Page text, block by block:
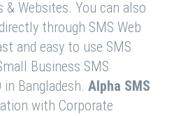
Websites. You can also
through SMS Web
and easy to use SMS
Business SMS
in Bangladesh. Alpha SMS
with Corporate